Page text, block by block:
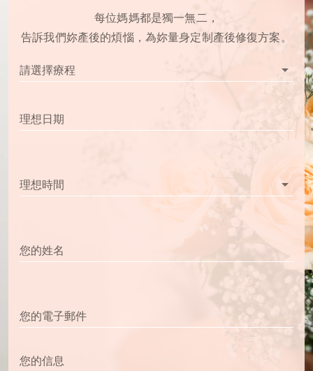
每位媽媽都是獨一無二，
告訴我們妳產後的煩惱，為妳量身定制產後修復方案。
請選擇療程 arrow_drop_down
理想日期
理想時間 arrow_drop_down
您的姓名
您的電子郵件
您的信息